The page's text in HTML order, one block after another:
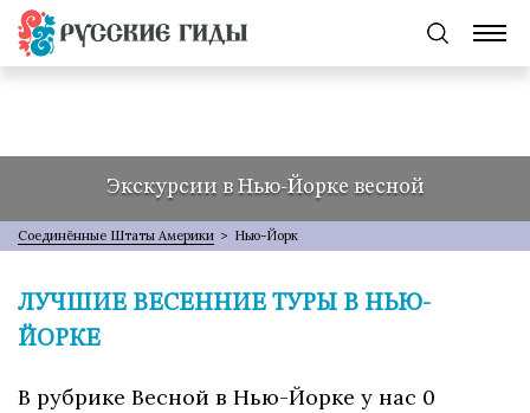
Экскурсии в Нью-Йорке весной
Соединённые Штаты Америки > Нью-Йорк
ЛУЧШИЕ ВЕСЕННИЕ ТУРЫ В НЬЮ-
ЙОРКЕ
В рубрике Весной в Нью-Йорке у нас 0